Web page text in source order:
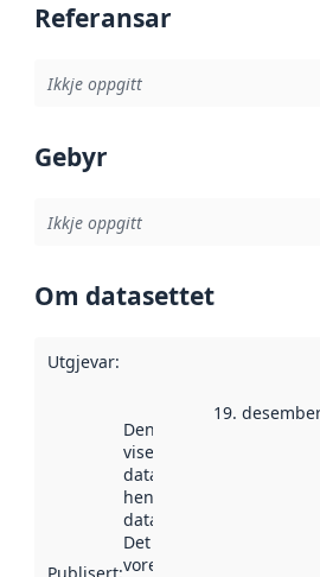
Referansar
Ikkje oppgitt
Gebyr
Ikkje oppgitt
Om datasettet
Utgjevar:
Denne datoen
viser når
datasettet vart
henta inn av
data.norge.no.
Det kan ha
vore
19.